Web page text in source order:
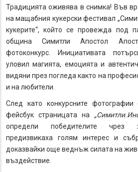
Традицията оживява в снимка! Във
на мащабния кукерски фестивал
кукерите“, който се провежда под
община Симитли Апостол
фотоконкурс. Инициативата
уловил магията, емоцията и
видяни през погледа както на
и на любители.
След като конкурсните фотографии
фейсбук страницата на
определи победителите чрез
предизвикаха голям интерес и
доказвайки още веднъж силата на
въздействие.